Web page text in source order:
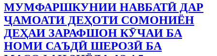
МУМФАРШКУНИИ НАВБАТӢ ДАР
ҶАМОАТИ ДЕҲОТИ СОМОНИЁН
ДЕҲАИ ЗАРАФШОН КӮЧАИ БА
НОМИ САЪДӢ ШЕРОЗӢ БА